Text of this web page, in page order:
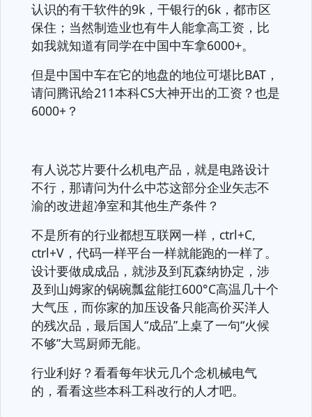
认识的有干软件的9k，干银行的6k，都市区
保住；当然制造业也有牛人能拿高工资，比
如我就知道有同学在中国中车拿6000+。
但是中国中车在它的地盘的地位可堪比BAT，
请问腾讯给211本科CS大神开出的工资？也是
6000+？
有人说芯片要什么机电产品，就是电路设计
不行，那请问为什么中芯这部分企业矢志不
渝的改进超净室和其他生产条件？
不是所有的行业都想互联网一样，ctrl+C,
ctrl+V，代码一样平台一样就能跑的一样了。
设计要做成成品，就涉及到瓦森纳协定，涉
及到山姆家的锅碗瓢盆能扛600°C高温几十个
大气压，而你家的加压设备只能高价买洋人
的残次品，最后国人“成品”上桌了一句“火候
不够”大骂厨师无能。
行业利好？看看每年状元几个念机械电气
的，看看这些本科工科改行的人才吧。